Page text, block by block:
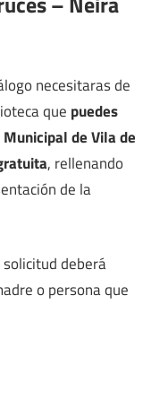
necesitaras de
que puedes
de Vila de
, rellenando
de la
deberá
o persona que